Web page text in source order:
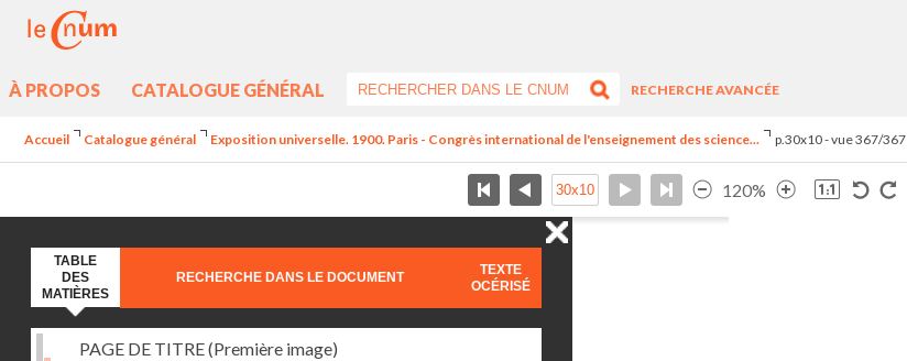
À PROPOS CATALOGUE GÉNÉRAL
RECHERCHE AVANCÉE
Accueil Catalogue général Exposition universelle. 1900. Paris - Congrès international de l'enseignement des science... p.30x10 - vue 367/367
120%
TABLE
DES
MATIÈRES
RECHERCHE DANS LE DOCUMENT
TEXTE
OCÉRISÉ
PAGE DE TITRE (Première image)